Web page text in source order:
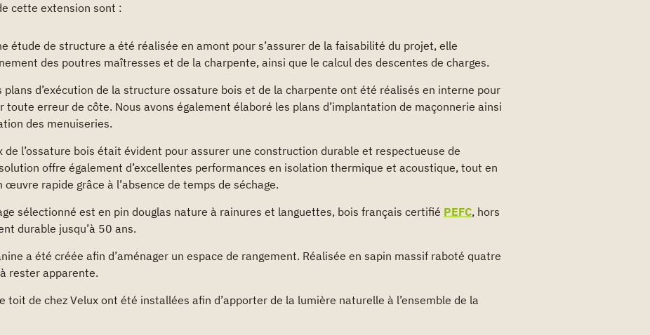
cette extension sont :
étude de structure a été réalisée en amont pour s’assurer de la faisabilité du projet, elle
des poutres maîtresses et de la charpente, ainsi que le calcul des descentes de charges.
plans d’exécution de la structure ossature bois et de la charpente ont été réalisés en interne pour
erreur de côte. Nous avons également élaboré les plans d’implantation de maçonnerie ainsi
des menuiseries.
de l’ossature bois était évident pour assurer une construction durable et respectueuse de
offre également d’excellentes performances en isolation thermique et acoustique, tout en
rapide grâce à l’absence de temps de séchage.
sélectionné est en pin douglas nature à rainures et languettes, bois français certifié PEFC, hors
durable jusqu’à 50 ans.
a été créée afin d’aménager un espace de rangement. Réalisée en sapin massif raboté quatre
rester apparente.
toit de chez Velux ont été installées afin d’apporter de la lumière naturelle à l’ensemble de la